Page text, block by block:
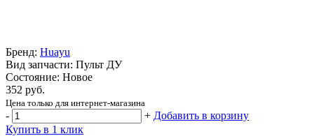
Бренд: Huayu
Вид запчасти: Пульт ДУ
Состояние: Новое
352 руб.
Цена только для интернет-магазина
- + Добавить в корзину
Купить в 1 клик